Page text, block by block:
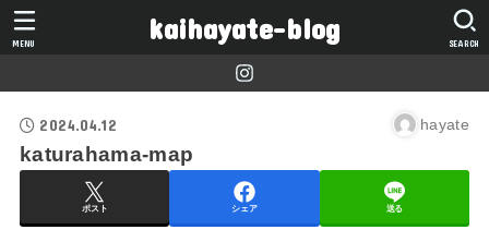
kaihayate-blog SEARCH
MENU
2024.04.12 hayate
katurahama-map
ポスト シェア 送る